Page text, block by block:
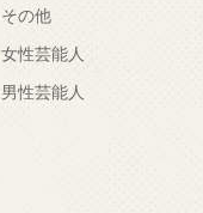
その他
女性芸能人
男性芸能人